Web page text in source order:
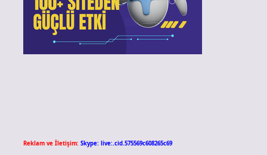
Reklam ve İletişim: Skype: live:.cid.575569c608265c69